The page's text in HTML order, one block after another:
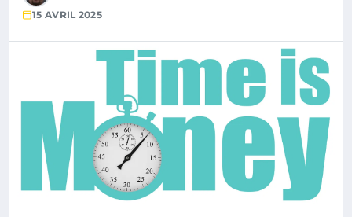
15 AVRIL 2025